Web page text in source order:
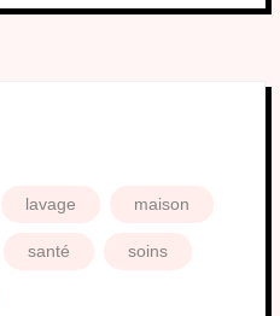
lavage maison
santé soins